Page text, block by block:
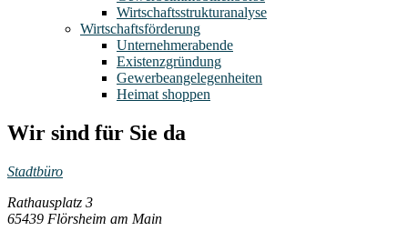
Wirtschaftsstrukturanalyse
Wirtschaftsförderung
Unternehmerabende
Existenzgründung
Gewerbeangelegenheiten
Heimat shoppen
Wir sind für Sie da
Stadtbüro
Rathausplatz 3
65439 Flörsheim am Main